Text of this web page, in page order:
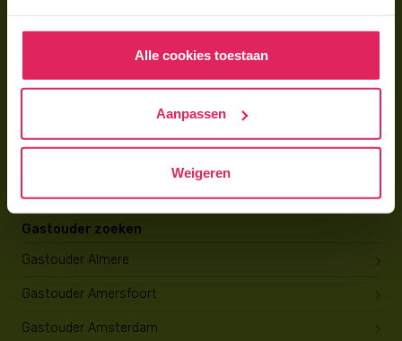
Alle cookies toestaan
Aanpassen
Weigeren
Wat verdient een gastouder?
Gastouder zoeken
Gastouder Almere
Gastouder Amersfoort
Gastouder Amsterdam